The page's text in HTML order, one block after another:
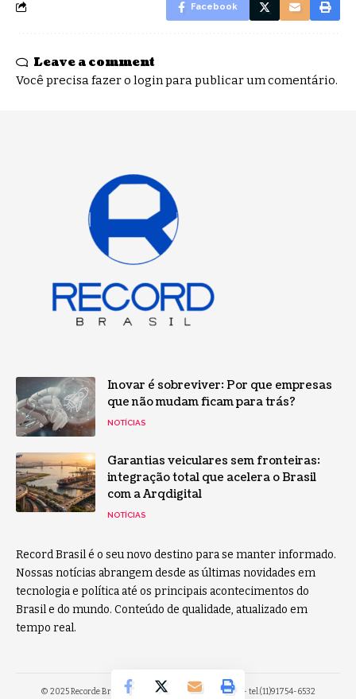
Facebook
Leave a comment
Você precisa fazer o login para publicar um comentário.
Inovar é sobreviver: Por que empresas
que não mudam ficam para trás?
NOTÍCIAS
Garantias veiculares sem fronteiras:
integração total que acelera o Brasil
com a Arqdigital
NOTÍCIAS
Record Brasil é o seu novo destino para se manter informado.
Nossas notícias abrangem desde as últimas novidades em
tecnologia e política até os principais acontecimentos do
Brasil e do mundo. Conteúdo de qualidade, atualizado em
tempo real.
© 2025 Recorde Brasil - contato@recordebrasil.com.br - tel.(11)91754-6532